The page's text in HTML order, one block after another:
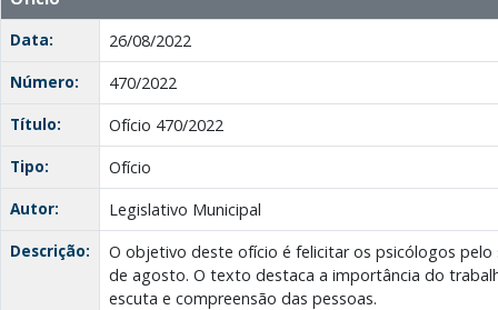
Data:
26/08/2022
Número:
470/2022
Título:
Ofício 470/2022
Tipo:
Ofício
Autor:
Legislativo Municipal
Descrição:
O objetivo deste ofício é felicitar os psicólogos pelo
de agosto. O texto destaca a importância do
escuta e compreensão das pessoas.